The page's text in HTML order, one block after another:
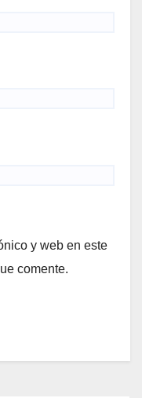
y web en este
comente.